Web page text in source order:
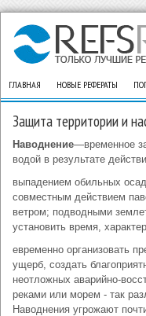
ГЛАВНАЯ НОВЫЕ РЕФЕРАТЫ
Защита территории и
Наводнение—временное
водой в результате
выпадением обильных
совместным действием
ветром; подводными
установить время,
евременно организовать
ущерб, создать
неотложных аварийно-
реками или морем - так
Наводнения угрожают